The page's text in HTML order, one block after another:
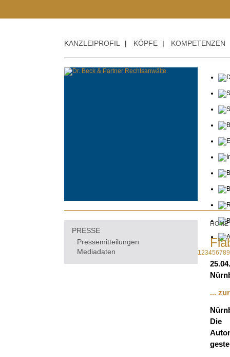
KANZLEIPROFIL | KÖPFE | KOMPETENZEN
123456789
PRESSE
Pressemitteilungen
Mediadaten
HOME
...
Die